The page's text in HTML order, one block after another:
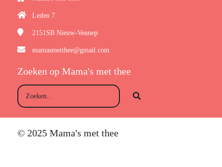
Leden 7
2151SB Nieuw-Vennep
mamasmetthee@gmail.com
Zoeken op Mama's met thee
© 2025 Mama's met thee